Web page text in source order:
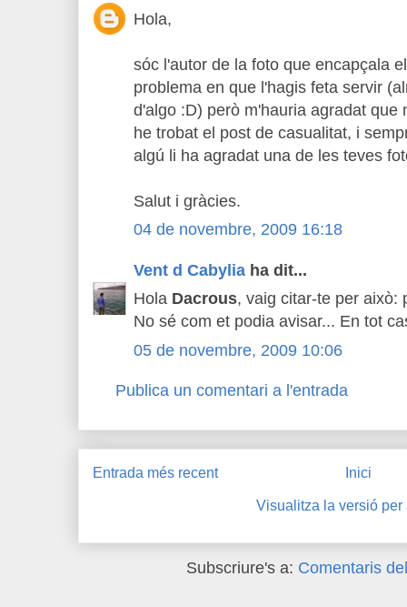
Hola,
sóc l'autor de la foto que encapçala
problema en que l'hagis feta servir
d'algo :D) però m'hauria agradat que
he trobat el post de casualitat, i
algú li ha agradat una de les teves
Salut i gràcies.
04 de novembre, 2009 16:18
Vent d Cabylia ha dit...
Hola Dacrous, vaig citar-te per això:
No sé com et podia avisar... En tot
05 de novembre, 2009 10:06
Publica un comentari a l'entrada
Entrada més recent Inici
Visualitza la versió per
Subscriure's a: Comentaris